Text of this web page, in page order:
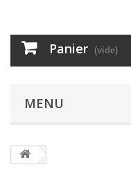
Panier (vide)
MENU